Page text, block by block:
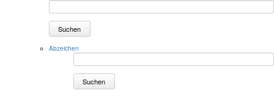
Suchen
Abzeichen
Suchen